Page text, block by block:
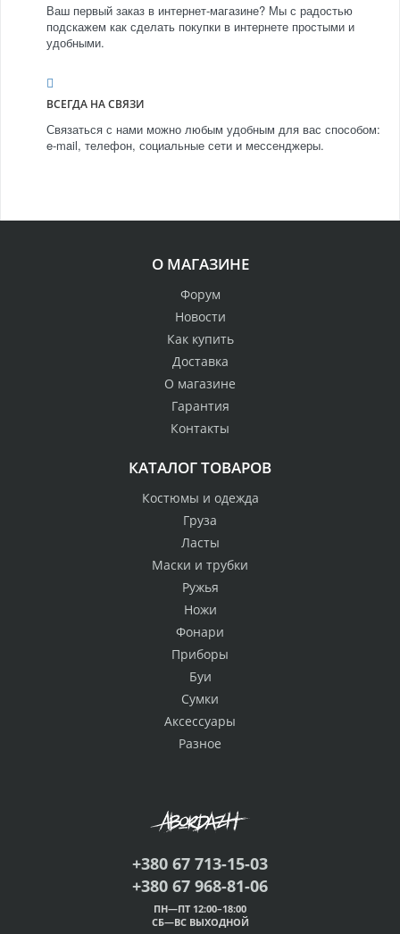
Ваш первый заказ в интернет-магазине? Мы с радостью
подскажем как сделать покупки в интернете простыми и
удобными.
ВСЕГДА НА СВЯЗИ
Связаться с нами можно любым удобным для вас способом:
e-mail, телефон, социальные сети и мессенджеры.
О МАГАЗИНЕ
Форум
Новости
Как купить
Доставка
О магазине
Гарантия
Контакты
КАТАЛОГ ТОВАРОВ
Костюмы и одежда
Груза
Ласты
Маски и трубки
Ружья
Ножи
Фонари
Приборы
Буи
Сумки
Аксессуары
Разное
+380 67 713-15-03
+380 67 968-81-06
ПН—ПТ 12:00–18:00
СБ—ВС ВЫХОДНОЙ